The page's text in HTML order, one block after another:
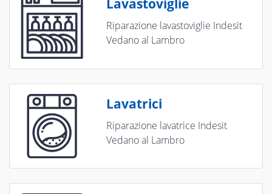
Lavastoviglie
Riparazione lavastoviglie Indesit
Vedano al Lambro
Lavatrici
Riparazione lavatrice Indesit
Vedano al Lambro